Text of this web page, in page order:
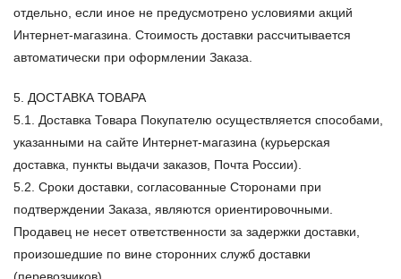
отдельно, если иное не предусмотрено условиями акций
Интернет-магазина. Стоимость доставки рассчитывается
автоматически при оформлении Заказа.
5. ДОСТАВКА ТОВАРА
5.1. Доставка Товара Покупателю осуществляется способами,
указанными на сайте Интернет-магазина (курьерская
доставка, пункты выдачи заказов, Почта России).
5.2. Сроки доставки, согласованные Сторонами при
подтверждении Заказа, являются ориентировочными.
Продавец не несет ответственности за задержки доставки,
произошедшие по вине сторонних служб доставки